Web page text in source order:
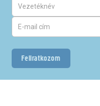
Feliratkozom